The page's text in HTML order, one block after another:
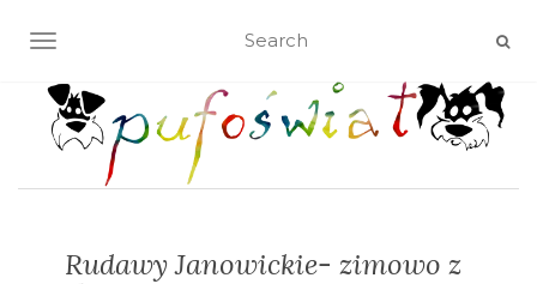
TOGGLE NAVIGATION
Rudawy Janowickie- zimowo z